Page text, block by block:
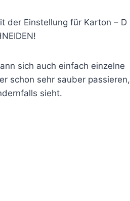
der Einstellung für Karton – D
sich auch einfach einzelne
schon sehr sauber passieren,
sieht.